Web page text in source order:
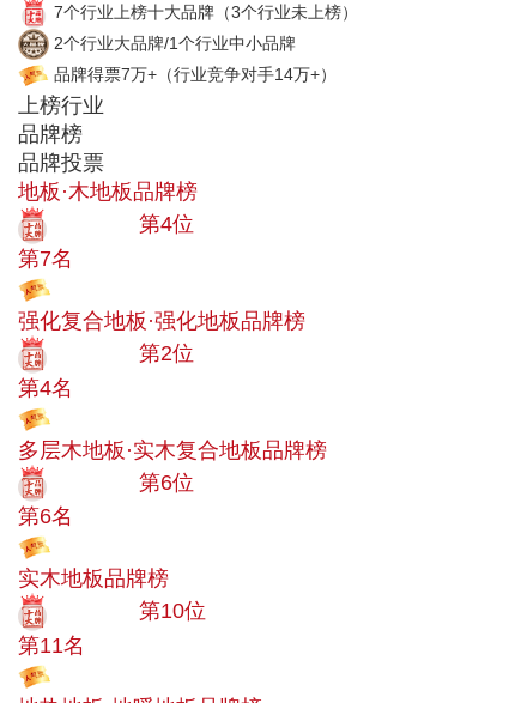
7个行业上榜十大品牌 （3个行业未上榜）
2个行业大品牌/1个行业中小品牌
品牌得票7万+ （行业竞争对手14万+）
上榜行业
品牌榜
品牌投票
地板·木地板品牌榜
第4位
第7名
强化复合地板·强化地板品牌榜
第2位
第4名
多层木地板·实木复合地板品牌榜
第6位
第6名
实木地板品牌榜
第10位
第11名